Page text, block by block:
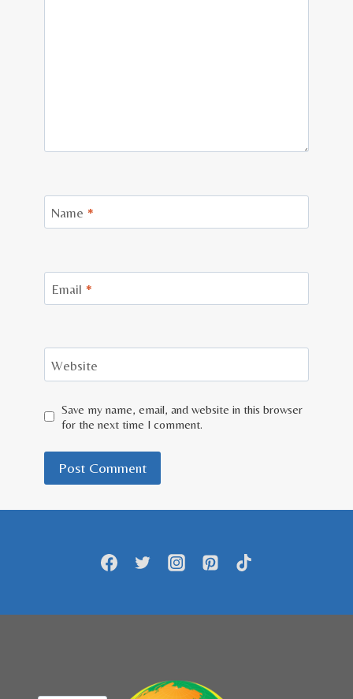
Name *
Email *
Website
Save my name, email, and website in this browser
for the next time I comment.